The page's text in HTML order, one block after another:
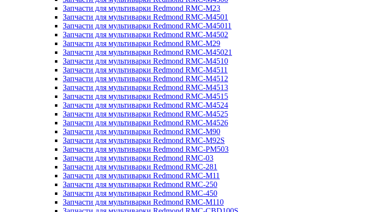
Запчасти для мультиварки Redmond RMC-M23
Запчасти для мультиварки Redmond RMC-M4501
Запчасти для мультиварки Redmond RMC-M45011
Запчасти для мультиварки Redmond RMC-M4502
Запчасти для мультиварки Redmond RMC-M29
Запчасти для мультиварки Redmond RMC-M45021
Запчасти для мультиварки Redmond RMC-M4510
Запчасти для мультиварки Redmond RMC-M4511
Запчасти для мультиварки Redmond RMC-M4512
Запчасти для мультиварки Redmond RMC-M4513
Запчасти для мультиварки Redmond RMC-M4515
Запчасти для мультиварки Redmond RMC-M4524
Запчасти для мультиварки Redmond RMC-M4525
Запчасти для мультиварки Redmond RMC-M4526
Запчасти для мультиварки Redmond RMC-M90
Запчасти для мультиварки Redmond RMC-M92S
Запчасти для мультиварки Redmond RMC-PM503
Запчасти для мультиварки Redmond RMC-03
Запчасти для мультиварки Redmond RMC-281
Запчасти для мультиварки Redmond RMC-M11
Запчасти для мультиварки Redmond RMC-250
Запчасти для мультиварки Redmond RMC-450
Запчасти для мультиварки Redmond RMC-M110